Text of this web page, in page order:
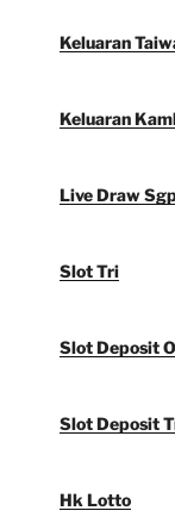
Keluaran
Keluaran
Live Draw
Slot Tri
Slot Deposit
Slot Deposit
Hk Lotto